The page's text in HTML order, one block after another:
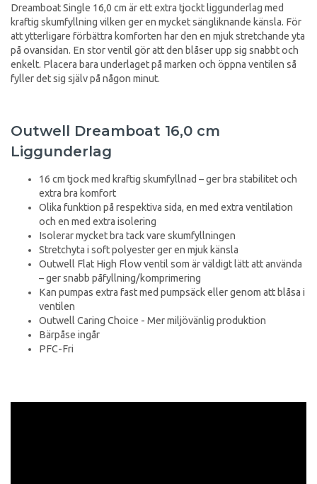
Dreamboat Single 16,0 cm är ett extra tjockt liggunderlag med
kraftig skumfyllning vilken ger en mycket sängliknande känsla. För
att ytterligare förbättra komforten har den en mjuk stretchande yta
på ovansidan. En stor ventil gör att den blåser upp sig snabbt och
enkelt. Placera bara underlaget på marken och öppna ventilen så
fyller det sig själv på någon minut.
Outwell Dreamboat 16,0 cm
Liggunderlag
16 cm tjock med kraftig skumfyllnad – ger bra stabilitet och
extra bra komfort
Olika funktion på respektiva sida, en med extra ventilation
och en med extra isolering
Isolerar mycket bra tack vare skumfyllningen
Stretchyta i soft polyester ger en mjuk känsla
Outwell Flat High Flow ventil som är väldigt lätt att använda
– ger snabb påfyllning/komprimering
Kan pumpas extra fast med pumpsäck eller genom att blåsa i
ventilen
Outwell Caring Choice - Mer miljövänlig produktion
Bärpåse ingår
PFC-Fri